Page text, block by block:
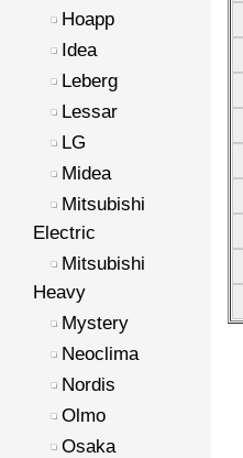
Hoapp
Idea
Leberg
Lessar
LG
Midea
Mitsubishi
Electric
Mitsubishi
Heavy
Mystery
Neoclima
Nordis
Olmo
Osaka